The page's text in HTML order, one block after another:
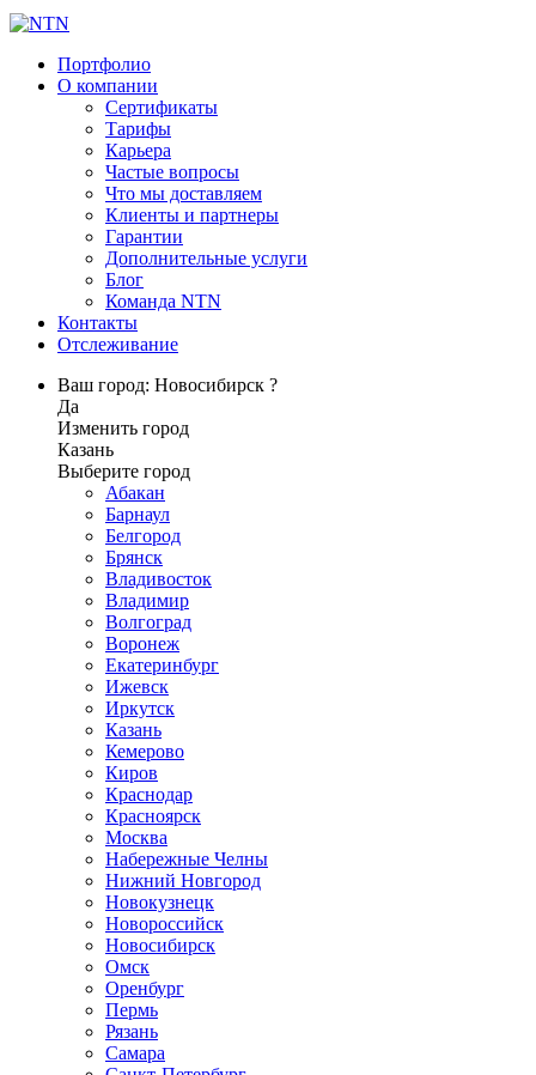
Портфолио
О компании
Сертификаты
Тарифы
Карьера
Частые вопросы
Что мы доставляем
Клиенты и партнеры
Гарантии
Дополнительные услуги
Блог
Команда NTN
Контакты
Отслеживание
Ваш город: Новосибирск ?
Да
Изменить город
Казань
Выберите город
Абакан
Барнаул
Белгород
Брянск
Владивосток
Владимир
Волгоград
Воронеж
Екатеринбург
Ижевск
Иркутск
Казань
Кемерово
Киров
Краснодар
Красноярск
Москва
Набережные Челны
Нижний Новгород
Новокузнецк
Новороссийск
Новосибирск
Омск
Оренбург
Пермь
Рязань
Самара